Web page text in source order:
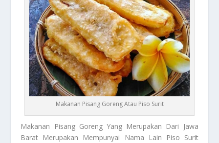
Makanan Pisang Goreng Atau Piso Surit
Makanan Pisang GorengYang Merupakan Dari Jawa
Barat Merupakan Mempunyai Nama Lain Piso Surit